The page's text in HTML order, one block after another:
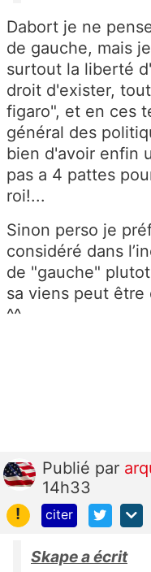
Dabort je ne
de gauche, mais
surtout la liberté
droit d'exister,
figaro", et en ces
général des
bien d'avoir enfin
pas a 4 pattes
roi!...
Sinon perso je
considéré dans
de "gauche"
sa viens peut
^^
Publié par
14h33
!
citer
Skape a écrit